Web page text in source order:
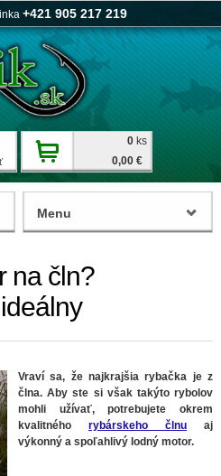
+421 905 217 219
0 ks
0,00 €
na čln?
Vraví sa, že najkrajšia rybačka je z
člna. Aby ste si však takýto rybolov
mohli užívať, potrebujete okrem
kvalitného rybárskeho člnu aj
výkonný a spoľahlivý lodný motor.
Menu